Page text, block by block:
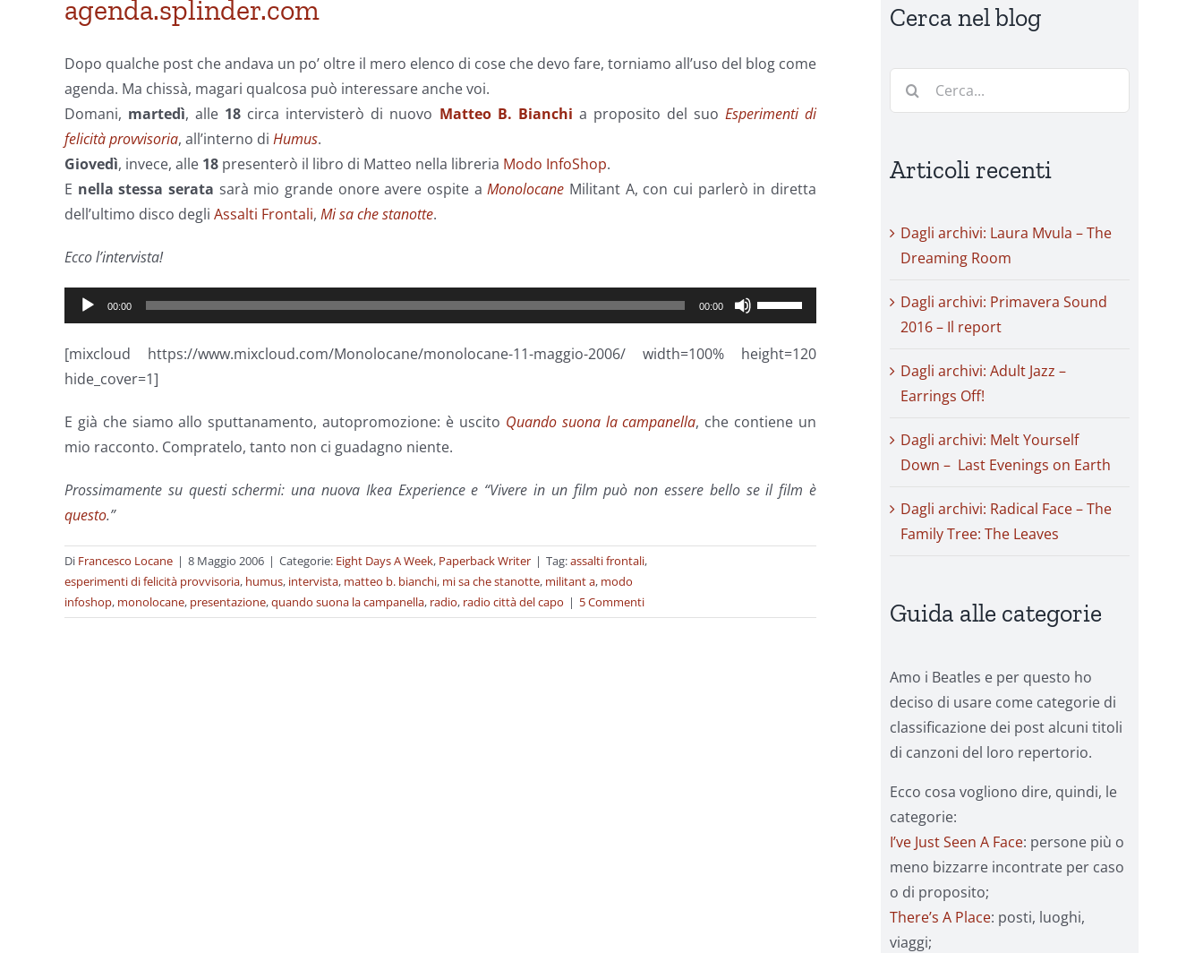
agenda.splinder.com
Dopo qualche post che andava un po’ oltre il mero elenco di cose che devo fare, torniamo all’uso del blog come
agenda. Ma chissà, magari qualcosa può interessare anche voi.
Domani, martedì, alle 18 circa intervisterò di nuovo Matteo B. Bianchi a proposito del suo Esperimenti di
felicità provvisoria, all’interno di Humus.
Giovedì, invece, alle 18 presenterò il libro di Matteo nella libreria Modo InfoShop.
E nella stessa serata sarà mio grande onore avere ospite aMonolocane Militant A, con cui parlerò in diretta
dell’ultimo disco degli Assalti Frontali, Mi sa che stanotte.
Ecco l’intervista!
Audio
Player
00:00 00:00
Usa
i
tasti
per
diminuire
volume.
[mixcloud https://www.mixcloud.com/Monolocane/monolocane-11-maggio-2006/ width=100% height=120
hide_cover=1]
E già che siamo allo sputtanamento, autopromozione: è uscito Quando suona la campanella, che contiene un
mio racconto. Compratelo, tanto non ci guadagno niente.
Prossimamente su questi schermi: una nuova Ikea Experience e “Vivere in un film può non essere bello se il film è
questo.”
Di Francesco Locane | 8 Maggio 2006 | Categorie: Eight Days A Week, Paperback Writer | Tag:assalti frontali,
esperimenti di felicità provvisoria, humus, intervista, matteo b. bianchi, mi sa che stanotte, militant a, modo
infoshop, monolocane, presentazione,quando suona la campanella, radio, radio città del capo | 5 Commenti
Cerca nel blog
Cerca
Articoli recenti
Dagli archivi: Laura Mvula – The
Dreaming Room
Dagli archivi: Primavera Sound
2016 – Il report
Dagli archivi: Adult Jazz –
Earrings Off!
Dagli archivi: Melt Yourself
Down – Last Evenings on Earth
Dagli archivi: Radical Face – The
Family Tree: The Leaves
Guida alle categorie
Amo i Beatles e per questo ho
deciso di usare come categorie di
classificazione dei post alcuni titoli
di canzoni del loro repertorio.
Ecco cosa vogliono dire, quindi, le
categorie:
I’ve Just Seen A Face: persone più o
meno bizzarre incontrate per caso
o di proposito;
There’s A Place: posti, luoghi,
viaggi;